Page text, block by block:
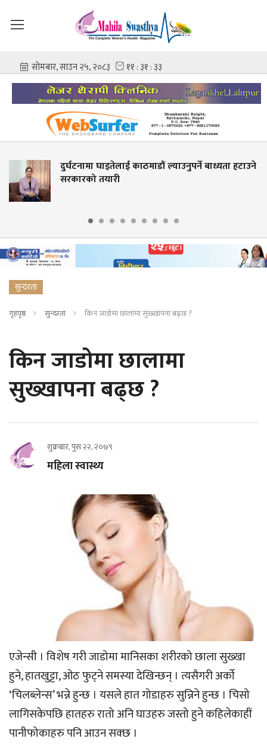
काठमाडौं ल्याउनुपर्ने बाध्यता हटाउने
सुन्दरता
गृहपृष्ठ सुन्दरता किन जाडोमा छालामा सुख्खापना बढ्छ ?
किन जाडोमा छालामा
सुख्खापना बढ्छ ?
शुक्रबार, पुस २२, २०७९
महिला स्वास्थ्य
एजेन्सी । विशेष गरी जाडोमा मानिसका शरीरको छाला सुख्खा
हुने, हातखुट्टा, ओठ फुट्ने समस्या देखिन्छन् । त्यसैगरी अर्को
‘चिलब्लेन्स’ भन्ने हुन्छ । यसले हात गोडाहरु सुन्निने हुन्छ । चिसो
लागिसकेपछि हातहरु रातो अनि घाउहरु जस्तो हुने कहिलेकाहीं
पानीफोकाहरु पनि आउन सक्छ ।